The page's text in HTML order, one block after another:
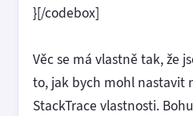
}[/codebox]
Věc se má vlastně tak, že
to, jak bych mohl nastavit
StackTrace vlastnosti.